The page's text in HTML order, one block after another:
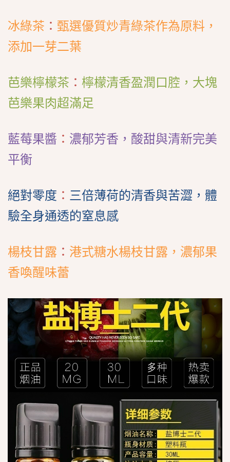
冰綠茶 ： 甄選優質炒青綠茶作為原料，
添加一芽二葉
芭樂檸檬茶 ： 檸檬清香盈潤口腔，大塊
芭樂果肉超滿足
藍莓果醬 ： 濃郁芳香，酸甜與清新完美
平衡
絕對零度 ： 三倍薄荷的清香與苦澀，體
驗全身通透的窒息感
楊枝甘露 ： 港式糖水楊枝甘露，濃郁果
香喚醒味蕾